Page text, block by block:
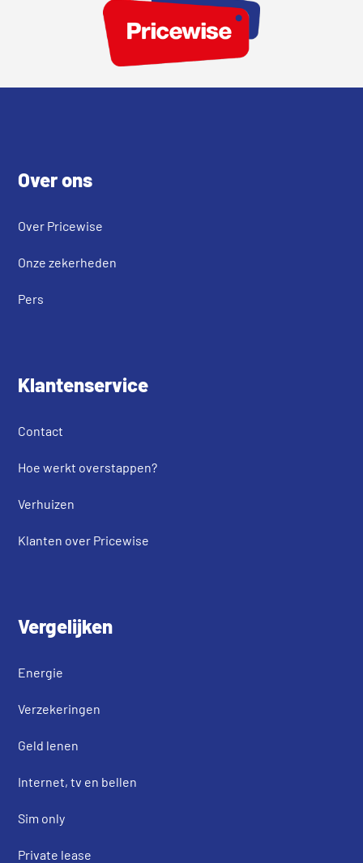
Over ons
Over Pricewise
Onze zekerheden
Pers
Klantenservice
Contact
Hoe werkt overstappen?
Verhuizen
Klanten over Pricewise
Vergelijken
Energie
Verzekeringen
Geld lenen
Internet, tv en bellen
Sim only
Private lease